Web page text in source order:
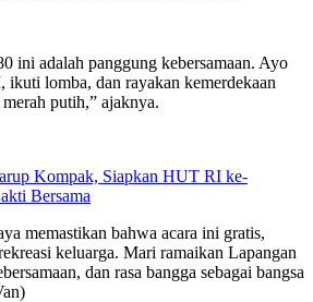
ini adalah panggung kebersamaan. Ayo
lomba, dan rayakan kemerdekaan
putih,” ajaknya.
Kompak, Siapkan HUT RI ke-
Bersama
memastikan bahwa acara ini gratis,
keluarga. Mari ramaikan Lapangan
dan rasa bangga sebagai bangsa